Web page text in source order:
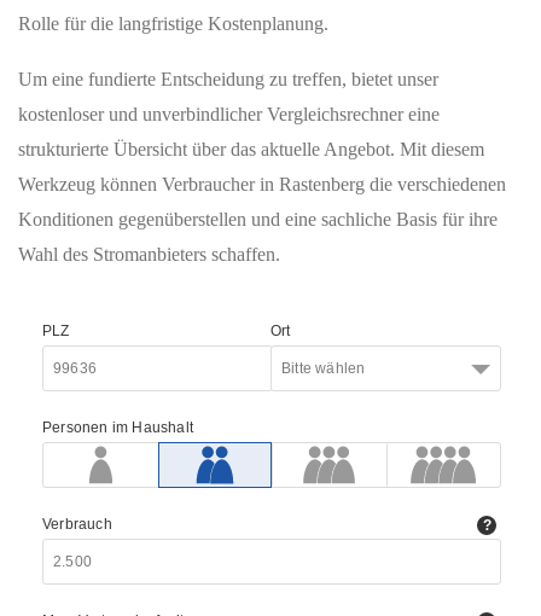
Rolle für die langfristige Kostenplanung.
Um eine fundierte Entscheidung zu treffen, bietet unser
kostenloser und unverbindlicher Vergleichsrechner eine
strukturierte Übersicht über das aktuelle Angebot. Mit diesem
Werkzeug können Verbraucher in Rastenberg die verschiedenen
Konditionen gegenüberstellen und eine sachliche Basis für ihre
Wahl des Stromanbieters schaffen.